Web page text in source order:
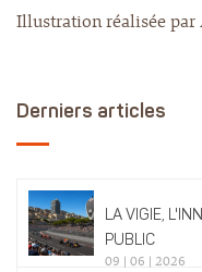
Illustration réalisée par
Derniers articles
LA VIGIE,
PUBLIC
09 | 06 | 2026